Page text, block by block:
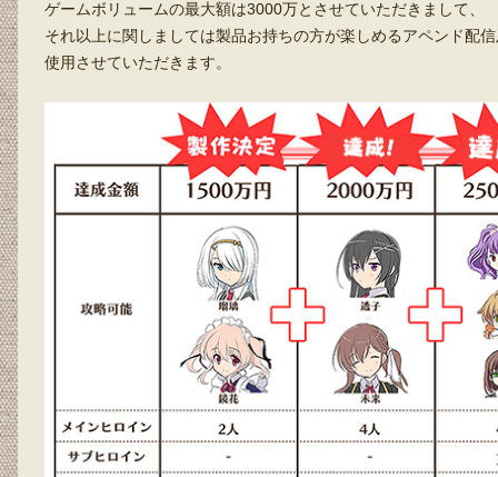
ゲームボリュームの最大額は3000万とさせていただきまして、
それ以上に関しましては製品お持ちの方が楽しめるアペンド配
使用させていただきます。